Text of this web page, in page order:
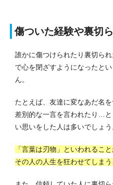
傷ついた経験や裏切
誰かに傷つけられたり裏切ら
で心を閉ざすようになったと
ん。
たとえば、友達に変なあだ名
差別的な一言を言われたり…
い思いをした人は多いでしょう
「言葉は刃物」といわれるこ
その人の人生を狂わせてしま